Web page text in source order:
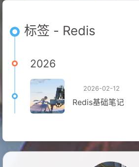
标签 - Redis
2026
2026-02-12
Redis基础笔记